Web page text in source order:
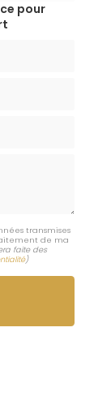
pour
transmises
de ma
faite des
)